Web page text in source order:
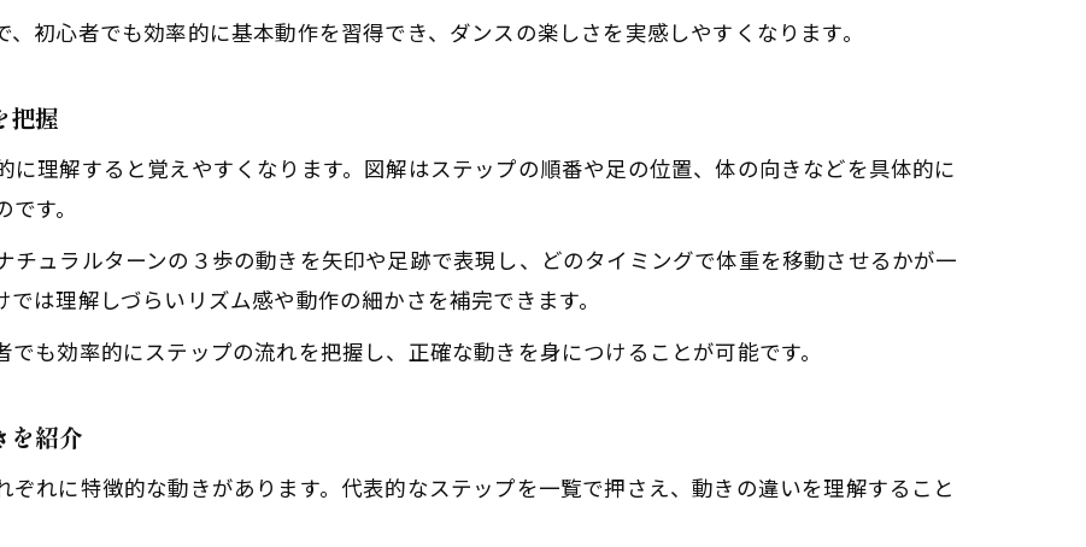
社交ダンスステップ覚え方の手順を紹介
図解で分かる社交ダンス基本ステップポイント
社交ダンス基本ステップ図解で動きを視覚化
社交ダンスステップの順番と全体像をつかもう
社交ダンス入門に最適な図解活用術
社交ダンス初心者が陥りやすい図解での注意点
自宅練習に最適な社交ダンスポイント集
社交ダンス基本ステップ自宅練習の進め方
初心者でも効率的に基本動作を習得でき、ダンスの楽しさを実感しやすくなります。
把握
理解すると覚えやすくなります。図解はステップの順番や足の位置、体の向きなどを具体的に
す。
ュラルターンの３歩の動きを矢印や足跡で表現し、どのタイミングで体重を移動させるかが一
は理解しづらいリズム感や動作の細かさを補完できます。
も効率的にステップの流れを把握し、正確な動きを身につけることが可能です。
を紹介
れに特徴的な動きがあります。代表的なステップを一覧で押さえ、動きの違いを理解すること